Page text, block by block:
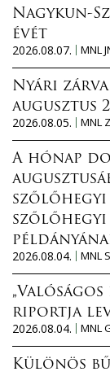
Nagykun-
évét
2026.08.07.
MNL
Nyári zárva
augusztus
2026.08.05.
MNL
A hónap
2026.08.04.
MNL
„Valóságos
riportja
2026.08.04.
MNL
Különös